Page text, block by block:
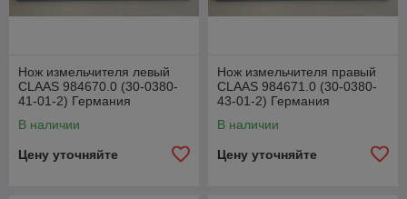
Нож измельчителя левый
CLAAS 984670.0 (30-0380-
41-01-2) Германия
В наличии
Цену уточняйте
Нож измельчителя правый
CLAAS 984671.0 (30-0380-
43-01-2) Германия
В наличии
Цену уточняйте